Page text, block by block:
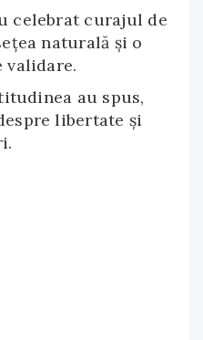
celebrat curajul de
naturală și o
validare.
au spus,
libertate și